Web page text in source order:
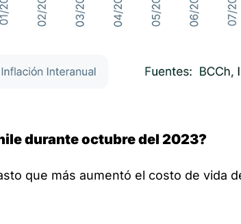
durante octubre del 2023?
que más aumentó el costo de vida